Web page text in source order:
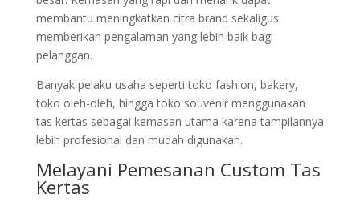
membantu meningkatkan citra brand sekaligus
memberikan pengalaman yang lebih baik bagi
pelanggan.
Banyak pelaku usaha seperti toko fashion, bakery,
toko oleh-oleh, hingga toko souvenir menggunakan
tas kertas sebagai kemasan utama karena tampilannya
lebih profesional dan mudah digunakan.
Melayani Pemesanan Custom Tas
Kertas